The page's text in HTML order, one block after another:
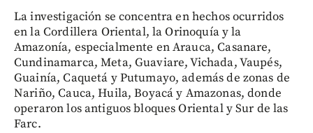
La investigación se concentra en hechos ocurridos
en la Cordillera Oriental, la Orinoquía y la
Amazonía, especialmente en Arauca, Casanare,
Cundinamarca, Meta, Guaviare, Vichada, Vaupés,
Guainía, Caquetá y Putumayo, además de zonas de
Nariño, Cauca, Huila, Boyacá y Amazonas, donde
operaron los antiguos bloques Oriental y Sur de las
Farc.